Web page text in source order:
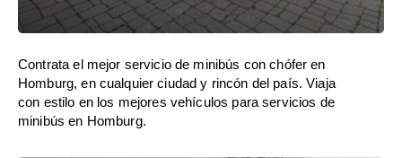
Contrata el mejor servicio de minibús con chófer en
Homburg, en cualquier ciudad y rincón del país. Viaja
con estilo en los mejores vehículos para servicios de
minibús en Homburg.